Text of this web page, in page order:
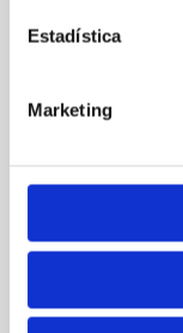
Estadística
Marketing
Nombre*